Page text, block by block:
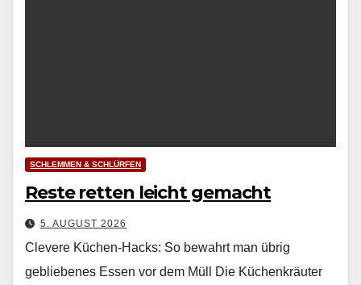
SCHLEMMEN & SCHLÜRFEN
Reste retten leicht gemacht
5. AUGUST 2026
Clevere Küchen-Hacks: So bewahrt man übrig
gebliebenes Essen vor dem Müll Die Küchenkräuter